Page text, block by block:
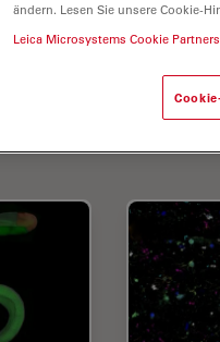
ändern. Lesen Sie unsere Cookie-
Leica Microsystems Cookie